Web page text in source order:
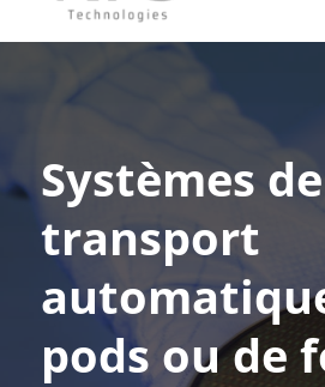
Systèmes de
transport
pods ou de